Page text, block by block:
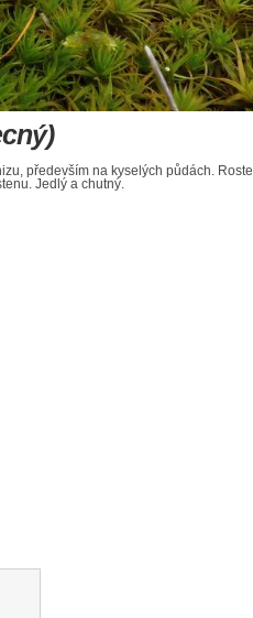
především na kyselých půdách. Roste
Jedlý a chutný.